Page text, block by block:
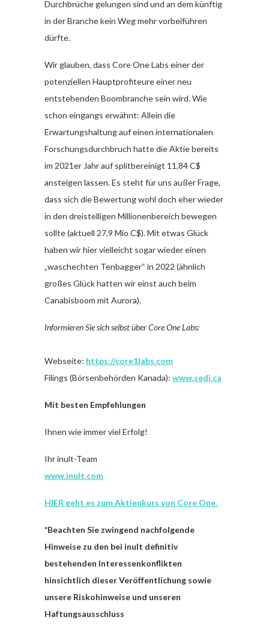
Durchbrüche gelungen sind und an dem künftig
in der Branche kein Weg mehr vorbeiführen
dürfte.
Wir glauben, dass Core One Labs einer der
potenziellen Hauptprofiteure einer neu
entstehenden Boombranche sein wird. Wie
schon eingangs erwähnt: Allein die
Erwartungshaltung auf einen internationalen
Forschungsdurchbruch hatte die Aktie bereits
im 2021er Jahr auf splitbereinigt 11,84 C$
ansteigen lassen. Es steht für uns außer Frage,
dass sich die Bewertung wohl doch eher wieder
in den dreistelligen Millionenbereich bewegen
sollte (aktuell 27,9 Mio C$). Mit etwas Glück
haben wir hier vielleicht sogar wieder einen
„waschechten Tenbagger“ in 2022 (ähnlich
großes Glück hatten wir einst auch beim
Canabisboom mit Aurora).
Informieren Sie sich selbst über Core One Labs:
Webseite: https://core1labs.com
Filings (Börsenbehörden Kanada): www.sedi.ca
Mit besten Empfehlungen
Ihnen wie immer viel Erfolg!
Ihr inult-Team
www.inult.com
HIER geht es zum Aktienkurs von Core One.
*Beachten Sie zwingend nachfolgende
Hinweise zu den bei inult definitiv
bestehenden Interessenkonflikten
hinsichtlich dieser Veröffentlichung sowie
unsere Riskohinweise und unseren
Haftungsausschluss